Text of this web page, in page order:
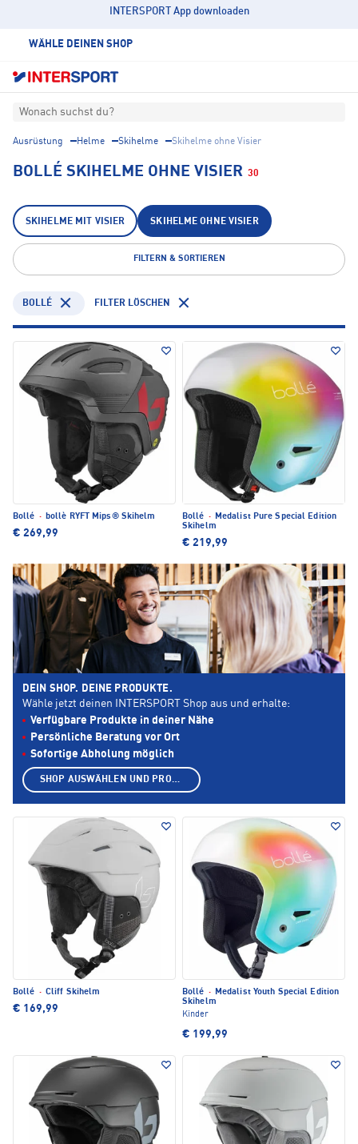
INTERSPORT App downloaden
WÄHLE DEINEN SHOP
Wonach suchst du?
Ausrüstung Helme Skihelme Skihelme ohne Visier
BOLLÉ SKIHELME OHNE VISIER 30
SKIHELME MIT VISIER SKIHELME OHNE VISIER
FILTERN & SORTIEREN
BOLLÉ FILTER LÖSCHEN
Bollé · bollè RYFT Mips® Skihelm
€ 269,99
Bollé ·
Medalist Pure Special Edition
Skihelm
€ 219,99
Bollé · Cliff Skihelm
€ 169,99
Bollé · Medalist Youth Special Edition
Skihelm
Kinder
€ 199,99
DEIN SHOP. DEINE PRODUKTE.
Wähle jetzt deinen INTERSPORT Shop aus und erhalte:
Verfügbare Produkte in deiner Nähe
Persönliche Beratung vor Ort
Sofortige Abholung möglich
SHOP AUSWÄHLEN UND PRODUKTE ANZEIGEN